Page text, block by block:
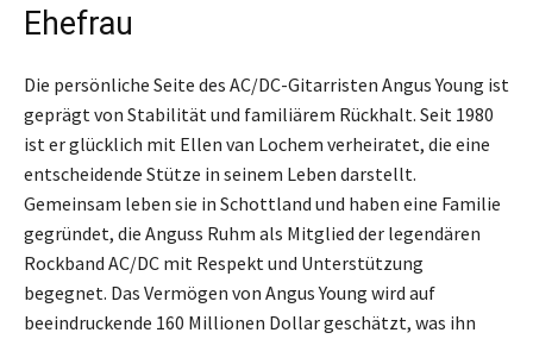
Ehefrau
Die persönliche Seite des AC/DC-Gitarristen Angus Young ist
geprägt von Stabilität und familiärem Rückhalt. Seit 1980
ist er glücklich mit Ellen van Lochem verheiratet, die eine
entscheidende Stütze in seinem Leben darstellt.
Gemeinsam leben sie in Schottland und haben eine Familie
gegründet, die Anguss Ruhm als Mitglied der legendären
Rockband AC/DC mit Respekt und Unterstützung
begegnet. Das Vermögen von Angus Young wird auf
beeindruckende 160 Millionen Dollar geschätzt, was ihn